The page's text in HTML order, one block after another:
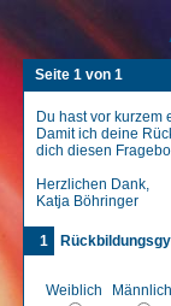
Seite 1 von 1
Du hast vor kurzem
Damit ich deine
dich diesen
Herzlichen Dank,
Katja Böhringer
1
Weiblich Männlich